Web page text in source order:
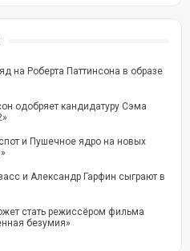
на Роберта Паттинсона в образе
одобряет кандидатуру Сэма
и Пушечное ядро на новых
и Александр Гарфин сыграют в
стать режиссёром фильма
безумия»